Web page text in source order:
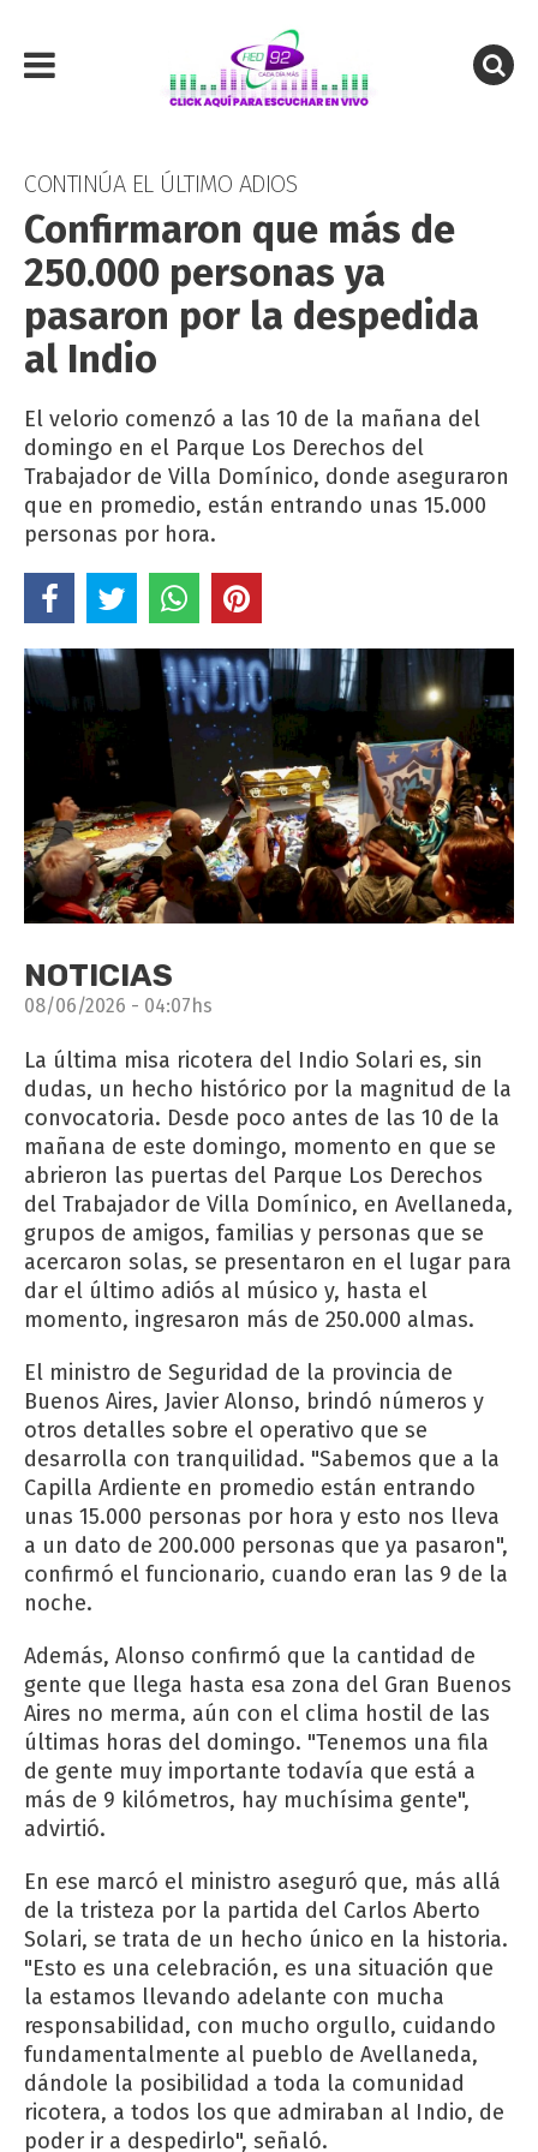
CONTINÚA EL ÚLTIMO ADIOS
Confirmaron que más de
250.000 personas ya
pasaron por la despedida
al Indio
El velorio comenzó a las 10 de la mañana del
domingo en el Parque Los Derechos del
Trabajador de Villa Domínico, donde aseguraron
que en promedio, están entrando unas 15.000
personas por hora.
NOTICIAS
08/06/2026 - 04:07hs
La última misa ricotera del Indio Solari es, sin
dudas, un hecho histórico por la magnitud de la
convocatoria. Desde poco antes de las 10 de la
mañana de este domingo, momento en que se
abrieron las puertas del Parque Los Derechos
del Trabajador de Villa Domínico, en Avellaneda,
grupos de amigos, familias y personas que se
acercaron solas, se presentaron en el lugar para
dar el último adiós al músico y, hasta el
momento, ingresaron más de 250.000 almas.
El ministro de Seguridad de la provincia de
Buenos Aires, Javier Alonso, brindó números y
otros detalles sobre el operativo que se
desarrolla con tranquilidad. "Sabemos que a la
Capilla Ardiente en promedio están entrando
unas 15.000 personas por hora y esto nos lleva
a un dato de 200.000 personas que ya pasaron",
confirmó el funcionario, cuando eran las 9 de la
noche.
Además, Alonso confirmó que la cantidad de
gente que llega hasta esa zona del Gran Buenos
Aires no merma, aún con el clima hostil de las
últimas horas del domingo. "Tenemos una fila
de gente muy importante todavía que está a
más de 9 kilómetros, hay muchísima gente",
advirtió.
En ese marcó el ministro aseguró que, más allá
de la tristeza por la partida del Carlos Aberto
Solari, se trata de un hecho único en la historia.
"Esto es una celebración, es una situación que
la estamos llevando adelante con mucha
responsabilidad, con mucho orgullo, cuidando
fundamentalmente al pueblo de Avellaneda,
dándole la posibilidad a toda la comunidad
ricotera, a todos los que admiraban al Indio, de
poder ir a despedirlo", señaló.